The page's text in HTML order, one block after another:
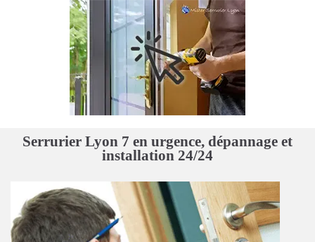
Serrurier Lyon 7 en urgence, dépannage et
installation 24/24